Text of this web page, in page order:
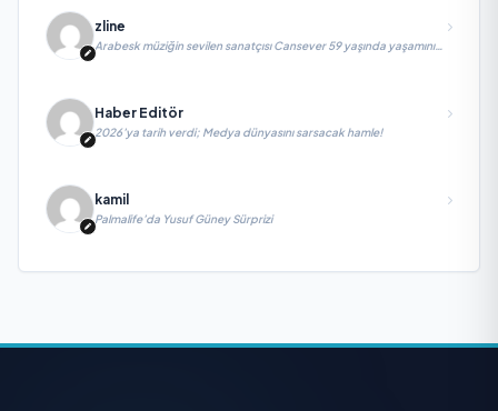
zline
Arabesk müziğin sevilen sanatçısı Cansever 59 yaşında yaşamını
Haber Editör
2026’ya tarih verdi; Medya dünyasını sarsacak hamle!
kamil
Palmalife’da Yusuf Güney Sürprizi